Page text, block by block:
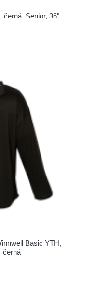
černá, Senior, 36"
Basic YTH,
černá